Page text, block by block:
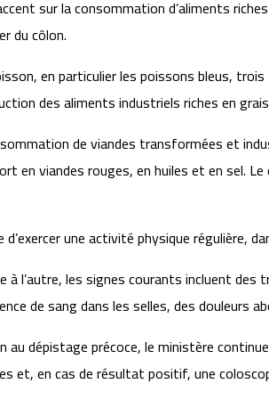
sur la consommation d’aliments
du côlon.
en particulier les poissons bleus,
des aliments industriels riches en
de viandes transformées et
en viandes rouges, en huiles et en sel.
une activité physique régulière,
à l’autre, les signes courants incluent
de sang dans les selles, des douleurs
au dépistage précoce, le ministère
et, en cas de résultat positif, une